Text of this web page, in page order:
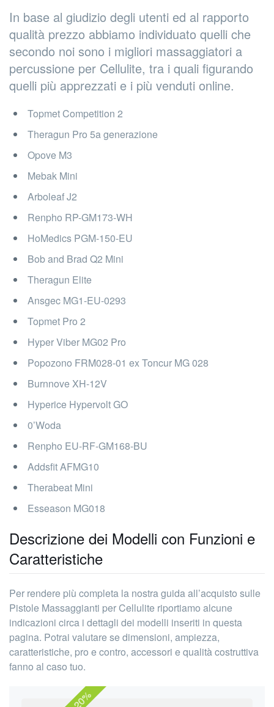
In base al giudizio degli utenti ed al rapporto
qualità prezzo abbiamo individuato quelli che
secondo noi sono i migliori massaggiatori a
percussione per Cellulite, tra i quali figurando
quelli più apprezzati e i più venduti online.
Topmet Competition 2
Theragun Pro 5a generazione
Opove M3
Mebak Mini
Arboleaf ‎J2
Renpho ‎RP-GM173-WH
HoMedics PGM-150-EU
Bob and Brad Q2 Mini
Theragun Elite
Ansgec MG1-EU-0293
Topmet Pro 2
‎Hyper Viber MG02 Pro
Popozono FRM028-01 ex Toncur MG 028
Burnnove ‎XH-12V
Hyperice Hypervolt GO
0’Woda
Renpho ‎EU-RF-GM168-BU
Addsfit AFMG10
Therabeat Mini
Esseason ‎MG018
Descrizione dei Modelli con Funzioni e
Caratteristiche
Per rendere più completa la nostra guida all’acquisto sulle
Pistole Massaggianti per Cellulite riportiamo alcune
indicazioni circa i dettagli dei modelli inseriti in questa
pagina. Potrai valutare se dimensioni, ampiezza,
caratteristiche, pro e contro, accessori e qualità costruttiva
fanno al caso tuo.